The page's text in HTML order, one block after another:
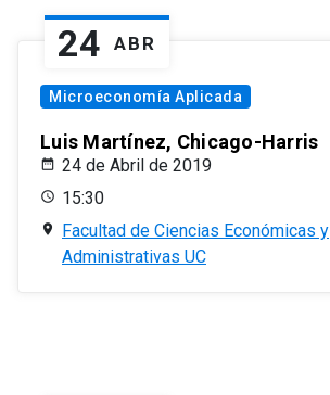
24 ABR
Microeconomía Aplicada
Luis Martínez, Chicago-Harris
24 de Abril de 2019
15:30
Facultad de Ciencias Económicas y
Administrativas UC